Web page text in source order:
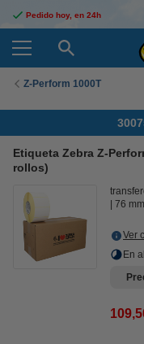
Pedido hoy, en 24h
Z-Perform 1000T
Etiqueta Zebra Z-
rollos)
76 mm
Ver
En